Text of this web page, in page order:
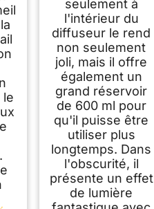
le
Colorées, Timer et
Contrôle à Distance
sur l’APP
seulement à
l'intérieur du
diffuseur le rend
non seulement
joli, mais il offre
également un
grand réservoir
de 600 ml pour
qu'il puisse être
utiliser plus
longtemps. Dans
l'obscurité, il
présente un effet
de lumière